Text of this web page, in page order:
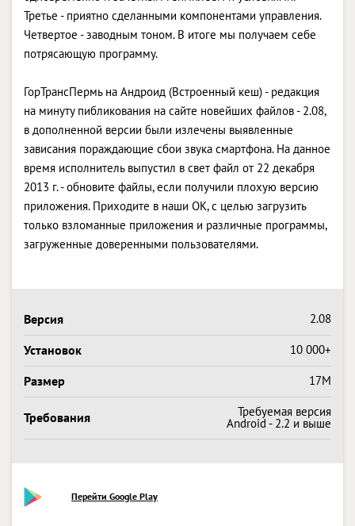
Третье - приятно сделанными компонентами управления.
Четвертое - заводным тоном. В итоге мы получаем себе
потрясающую программу.
ГорТрансПермь на Андроид (Встроенный кеш) - редакция
на минуту пибликования на сайте новейших файлов - 2.08,
в дополненной версии были излечены выявленные
зависания пораждающие сбои звука смартфона. На данное
время исполнитель выпустил в свет файл от 22 декабря
2013 г. - обновите файлы, если получили плохую версию
приложения. Приходите в наши OK, с целью загрузить
только взломанные приложения и различные программы,
загруженные доверенными пользователями.
Версия 2.08
Установок 10 000+
Размер 17M
Требования Требуемая версия
Android - 2.2 и выше
Перейти Google Play